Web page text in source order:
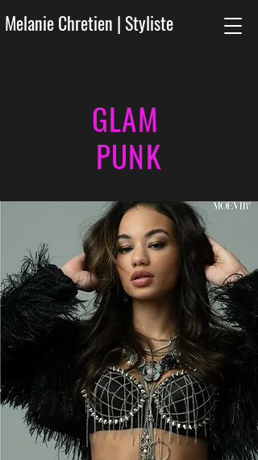
Melanie Chretien | Styliste
GLAM
PUNK